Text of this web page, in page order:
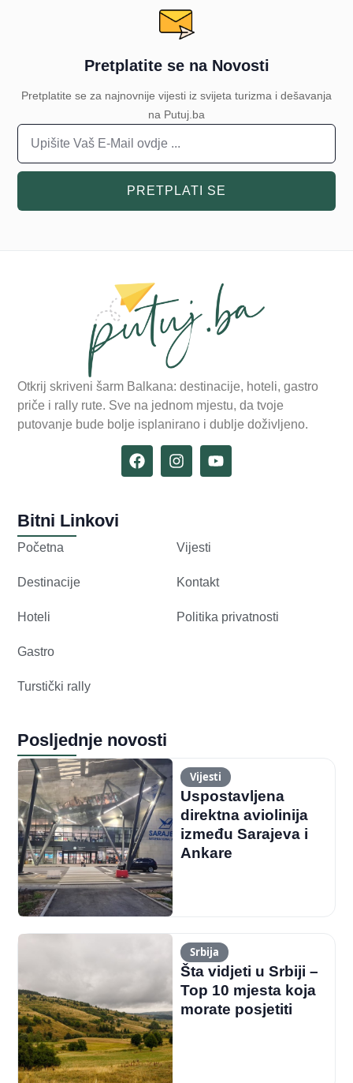
Pretplatite se na Novosti
Pretplatite se za najnovnije vijesti iz svijeta turizma i dešavanja
na Putuj.ba
PRETPLATI SE
Otkrij skriveni šarm Balkana: destinacije, hoteli, gastro
priče i rally rute. Sve na jednom mjestu, da tvoje
putovanje bude bolje isplanirano i dublje doživljeno.
Bitni Linkovi
Početna
Destinacije
Hoteli
Gastro
Turstički rally
Vijesti
Kontakt
Politika privatnosti
Posljednje novosti
Vijesti
Uspostavljena
direktna aviolinija
između Sarajeva i
Ankare
Srbija
Šta vidjeti u Srbiji –
Top 10 mjesta koja
morate posjetiti